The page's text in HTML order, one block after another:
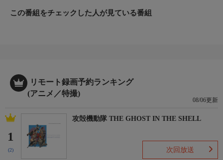
この番組をチェックした人が見ている番組
リモート録画予約ランキング
(アニメ／特撮)
08/06更新
1
(2)
攻殻機動隊 THE GHOST IN THE SHELL
次回放送